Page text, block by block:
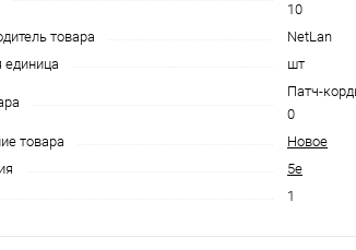
10
товара
NetLan
единица
шт
Патч-
0
товара
Новое
5e
1